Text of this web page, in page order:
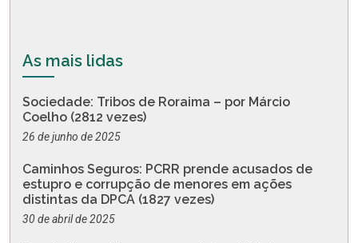
As mais lidas
Sociedade: Tribos de Roraima – por Márcio
Coelho (2812 vezes)
26 de junho de 2025
Caminhos Seguros: PCRR prende acusados de
estupro e corrupção de menores em ações
distintas da DPCA (1827 vezes)
30 de abril de 2025